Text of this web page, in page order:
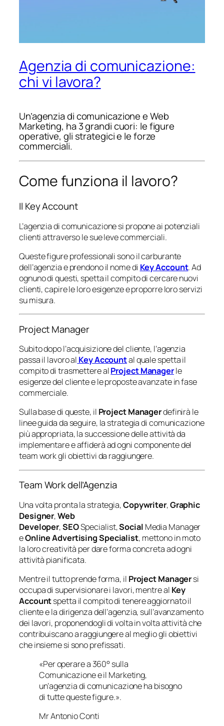
Agenzia di comunicazione:
chi vi lavora?
Un’agenzia di comunicazione e Web
Marketing, ha 3 grandi cuori: le figure
operative, gli strategici e le forze
commerciali.
Come funziona il lavoro?
Il Key Account
L’agenzia di comunicazione si propone ai potenziali
clienti attraverso le sue leve commerciali.
Queste figure professionali sono il carburante
dell’agenzia e prendono il nome di Key Account. Ad
ognuno di questi, spetta il compito di cercare nuovi
clienti, capire le loro esigenze e proporre loro servizi
su misura.
Project Manager
Subito dopo l’acquisizione del cliente, l’agenzia
passa il lavoro al Key Accountal quale spetta il
compito di trasmettere alProject Managerle
esigenze del cliente e le proposte avanzate in fase
commerciale.
Sulla base di queste, il Project Managerdefinirà le
linee guida da seguire, la strategia di comunicazione
più appropriata, la successione delle attività da
implementare e affiderà ad ogni componente del
team work gli obiettivi da raggiungere.
Team Work dell’Agenzia
Una volta pronta la strategia,Copywriter,Graphic
Designer,Web
Developer,SEOSpecialist,Social Media Manager
eOnline Advertising Specialist, mettono in moto
la loro creatività per dare forma concreta ad ogni
attività pianificata.
Mentre il tutto prende forma, il Project Managersi
occupa di supervisionare i lavori, mentre al Key
Accountspetta il compito di tenere aggiornato il
cliente e la dirigenza dell’agenzia, sull’avanzamento
dei lavori, proponendogli di volta in volta attività che
contribuiscano a raggiungere al meglio gli obiettivi
che insieme si sono prefissati.
«Per operare a 360° sulla
Comunicazione e il Marketing,
un’agenzia di comunicazione ha bisogno
di tutte queste figure.».
Mr Antonio Conti